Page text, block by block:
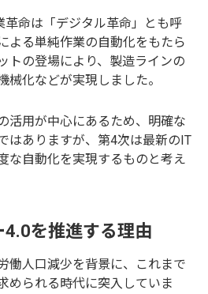
命は「デジタル革命」とも呼
よる単純作業の自動化をもたら
トの登場により、製造ラインの
械化などが実現しました。
活用が中心にあるため、明確な
はありますが、第4次は最新のIT
な自動化を実現するものと考え
を推進する理由
働人口減少を背景に、これまで
められる時代に突入していま